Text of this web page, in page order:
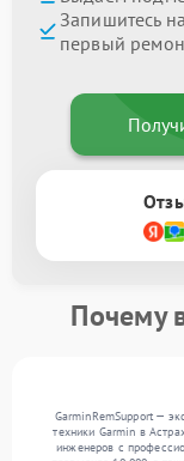
Запишитесь
первый
Почему
GarminRemSupport —
техники Garmin в
инженеров с